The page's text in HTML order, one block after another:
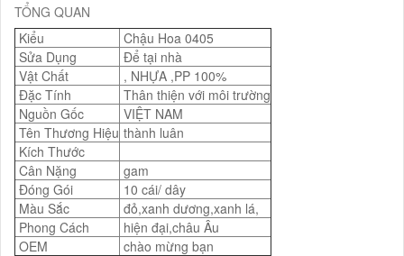
TỔNG QUAN
Kiểu
Chậu Hoa 0405
Sửa Dụng
Để tại nhà
Vật Chất
, NHỰA ,PP 100%
Đặc Tính
Thân thiện với môi trường
Nguồn Gốc
VIỆT NAM
Tên Thương Hiệu thành luân
Kích Thước
Cân Nặng
gam
Đóng Gói
10 cái/ dây
Màu Sắc
đỏ,xanh dương,xanh lá,
Phong Cách
hiện đại,châu Âu
OEM
chào mừng bạn